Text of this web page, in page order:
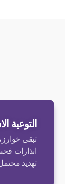
التوعية
انذارات
تهديد